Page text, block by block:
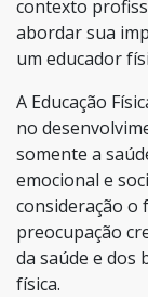
contexto
abordar sua
um educador
A Educação
no
somente a
emocional e
consideração o
preocupação
da saúde e dos
física.